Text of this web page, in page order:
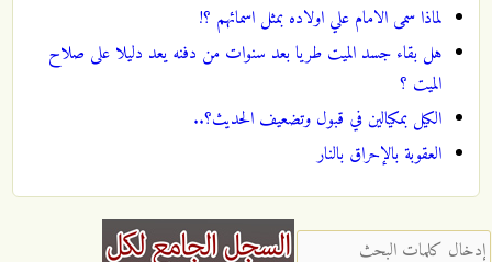
لماذا سمى الامام علي اولاده بمثل اسمائهم ؟!
هل بقاء جسد الميت طريا بعد سنوات من دفنه يعد دليلا على صلاح
الميت ؟
الكيل بمكيالين في قبول وتضعيف الحديث؟‍..
العقوبة بالإحراق بالنار
‏إدخال كلمات البحث ‏